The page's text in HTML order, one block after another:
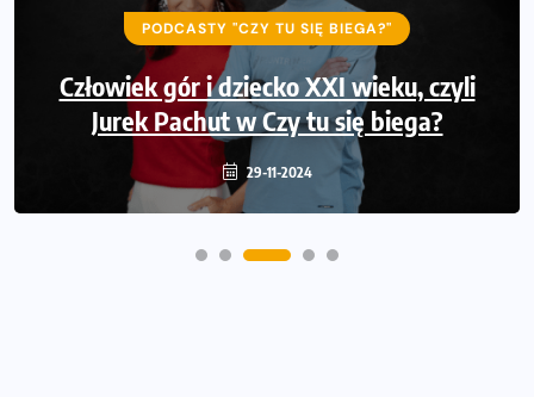
PODCASTY "CZY TU SIĘ BIEGA?"
Człowiek gór i dziecko XXI wieku, czyli
Jurek Pachut w Czy tu się biega?
29-11-2024